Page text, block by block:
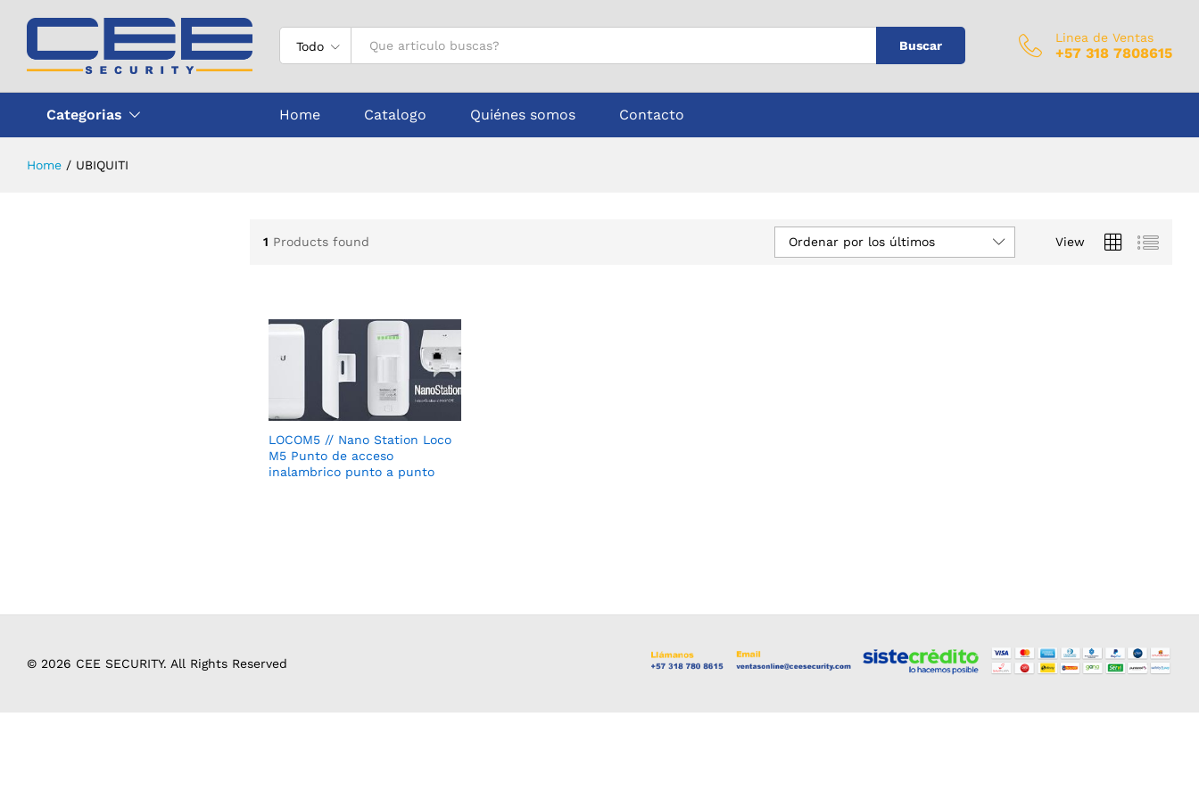
Todo Buscar
Linea de Ventas
+57 318 7808615
Categorias Home Catalogo Quiénes somos Contacto
Home / UBIQUITI
1 Products found View
Ordenar por los últimos
LOCOM5 // Nano Station Loco
M5 Punto de acceso
inalambrico punto a punto
© 2026 CEE SECURITY. All Rights Reserved